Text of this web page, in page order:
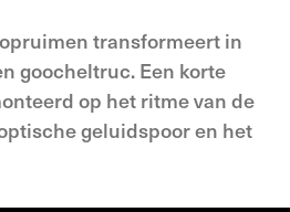
transformeert in
goocheltruc. Een korte
op het ritme van de
geluidspoor en het